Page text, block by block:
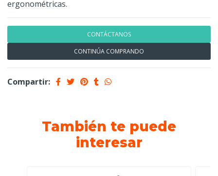
ergonométricas.
CONTÁCTANOS
CONTINÚA COMPRANDO
Compartir:
También te puede
interesar